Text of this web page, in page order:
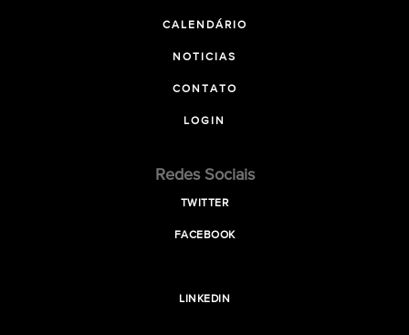
CALENDÁRIO
NOTICIAS
CONTATO
LOGIN
Redes Sociais
TWITTER
FACEBOOK
LINKEDIN